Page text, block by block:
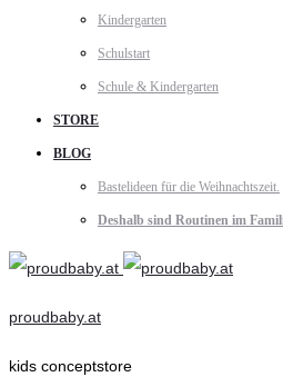
Kindergarten
Schulstart
Schule & Kindergarten
STORE
BLOG
Bastelideen für die Weihnachtszeit.
Deshalb sind Routinen im
proudbaby.at
kids conceptstore